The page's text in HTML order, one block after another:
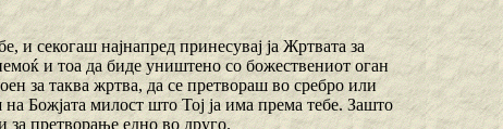
и секогаш најнапред принесувај ја Жртвата за
и тоа да биде уништено со божествениот оган
за таква жртва, да се претвораш во сребро или
Божјата милост што Тој ја има према тебе. Зашто
претворање едно во друго.